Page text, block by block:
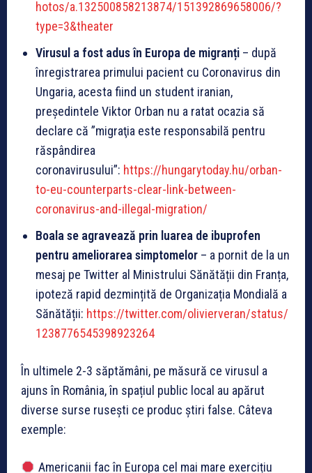
hotos/a.132500858213874/151392869658006/?
type=3&theater
Virusul a fost adus în Europa de migranți – după
înregistrarea primului pacient cu Coronavirus din
Ungaria, acesta fiind un student iranian,
președintele Viktor Orban nu a ratat ocazia să
declare că ”migraţia este responsabilă pentru
răspândirea
coronavirusului”: https://hungarytoday.hu/orban-
to-eu-counterparts-clear-link-between-
coronavirus-and-illegal-migration/
Boala se agravează prin luarea de ibuprofen
pentru ameliorarea simptomelor – a pornit de la un
mesaj pe Twitter al Ministrului Sănătății din Franța,
ipoteză rapid dezmințită de Organizația Mondială a
Sănătății: https://twitter.com/olivierveran/status/
1238776545398923264
În ultimele 2-3 săptămâni, pe măsură ce virusul a
ajuns în România, în spațiul public local au apărut
diverse surse rusești ce produc știri false. Câteva
exemple:
Americanii fac în Europa cel mai mare exercițiu